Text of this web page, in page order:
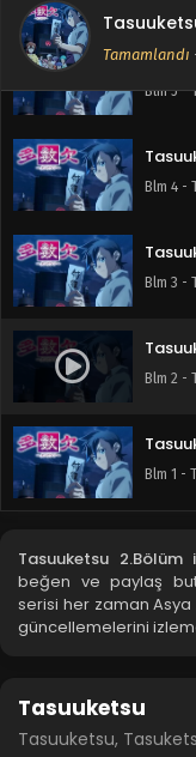
Tamamlandı
Blm 5 -
Blm 4 -
Blm 3 -
Blm 2 -
Blm 1 -
Tasuuketsu 2.Bölüm
beğen ve paylaş
serisi her zaman
güncellemelerini
Tasuuketsu
Tasuuketsu,